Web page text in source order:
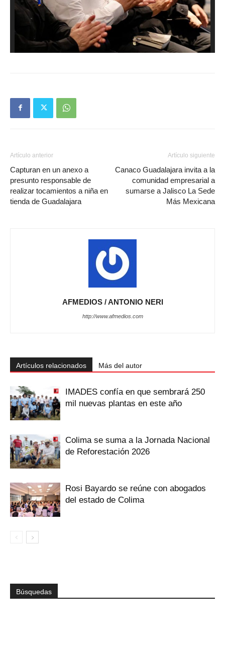
Artículo anterior
Capturan en un anexo a
presunto responsable de
realizar tocamientos a niña en
tienda de Guadalajara
Artículo siguiente
Canaco Guadalajara invita a la
comunidad empresarial a
sumarse a Jalisco La Sede
Más Mexicana
AFMEDIOS / ANTONIO NERI
http://www.afmedios.com
Artículos relacionados Más del autor
IMADES confía en que sembrará 250
mil nuevas plantas en este año
Colima se suma a la Jornada Nacional
de Reforestación 2026
Rosi Bayardo se reúne con abogados
del estado de Colima
Búsquedas